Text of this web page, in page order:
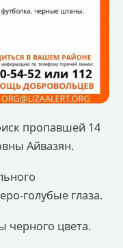
пропавшей 14
Айвазян.
голубые глаза.
черного цвета.